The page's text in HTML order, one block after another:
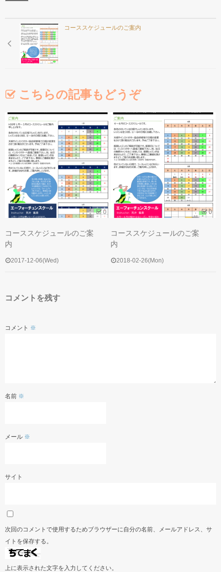
コーススケジュールのご案内
こちらの記事もどうぞ
0
コーススケジュールのご案
内
2017-12-06(Wed)
0
コーススケジュールのご案
内
2018-02-26(Mon)
コメントを残す
コメント ※
名前 ※
メール ※
サイト
次回のコメントで使用するためブラウザーに自分の名前、メールアドレス、サ
イトを保存する。
上に表示された文字を入力してください。